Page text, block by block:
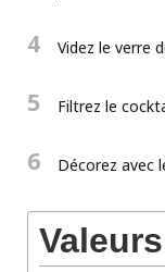
4 Videz le verre
5 Filtrez le
6 Décorez avec